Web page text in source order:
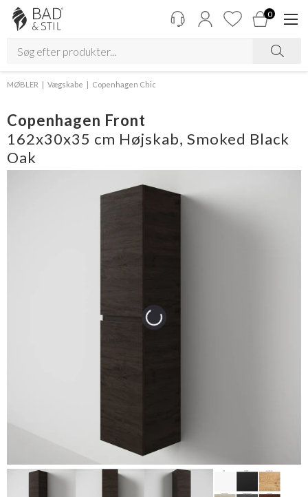
0
MØBLER Vægskabe Copenhagen Chic
Copenhagen Front
162x30x35 cm Højskab, Smoked Black
Oak